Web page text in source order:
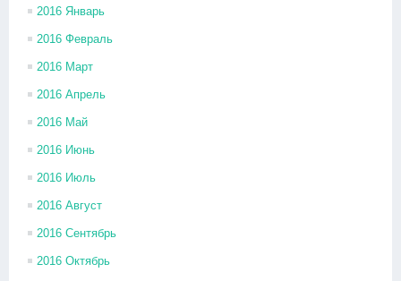
2016 Январь
2016 Февраль
2016 Март
2016 Апрель
2016 Май
2016 Июнь
2016 Июль
2016 Август
2016 Сентябрь
2016 Октябрь